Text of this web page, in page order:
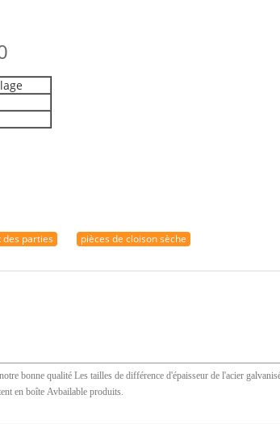
parties pièces de cloison sèche